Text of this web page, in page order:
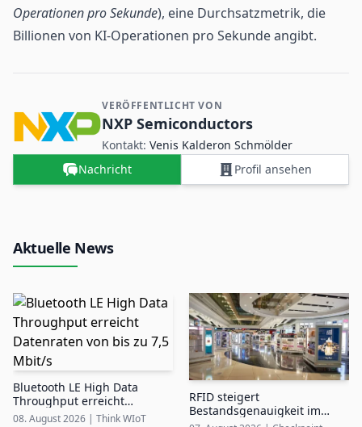
Operationen pro Sekunde), eine Durchsatzmetrik, die
Billionen von KI-Operationen pro Sekunde angibt.
Kontakt- und Firmeninformationen
VERÖFFENTLICHT VON
NXP Semiconductors
Kontakt:Venis Kalderon Schmölder
Nachricht
Profil ansehen
Aktuelle News
Bluetooth LE High Data
Throughput erreicht
Datenraten von bis zu 7,5
08. August 2026 | Think WIoT
RFID steigert
Bestandsgenauigkeit im